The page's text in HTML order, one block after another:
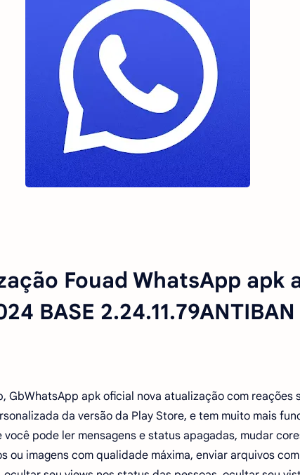
Fouad WhatsApp apk
BASE 2.24.11.79ANTIBAN
GbWhatsApp apk oficial nova atualização com reações
da versão da Play Store, e tem muito mais
pode ler mensagens e status apagadas, mudar
ou imagens com qualidade máxima, enviar arquivos